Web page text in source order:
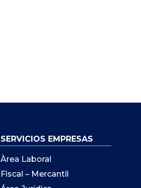
SERVICIOS EMPRESAS
Àrea Laboral
Fiscal – Mercantil